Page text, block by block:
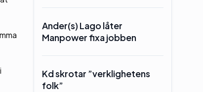
Ander(s) Lago låter
Manpower fixa jobben
Kd skrotar ”verklighetens
folk”